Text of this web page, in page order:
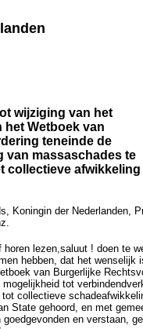
wijziging van het
het Wetboek van
teneinde de
van massaschades te
collectieve afwikkeling
Koningin der Nederlanden,
lezen,saluut ! doen te
hebben, dat het wenselijk
van Burgerlijke
tot
collectieve
State gehoord, en met
en verstaan,